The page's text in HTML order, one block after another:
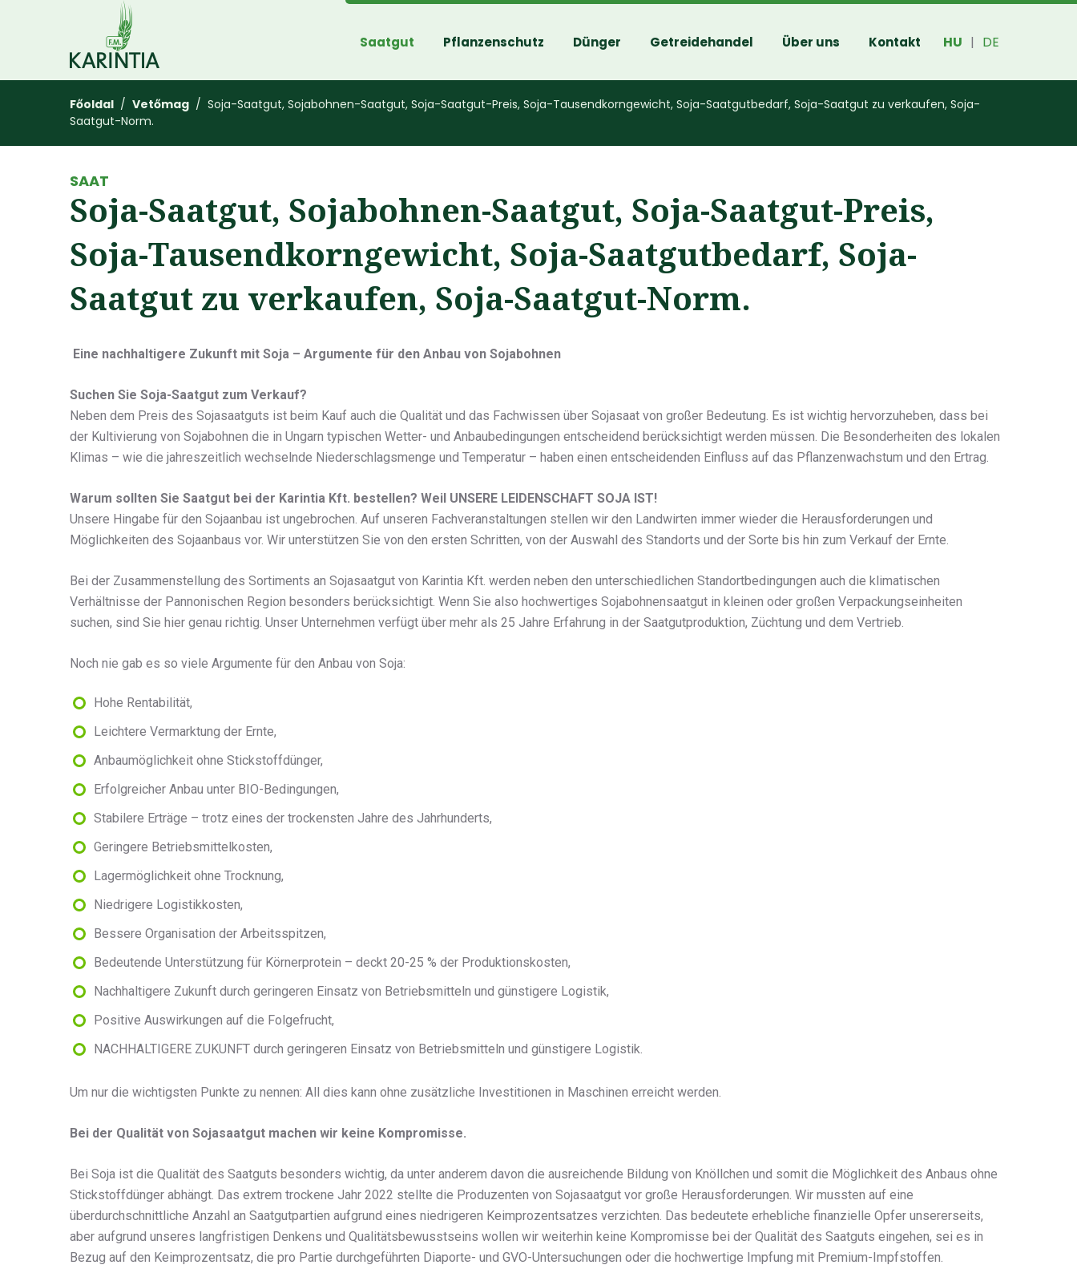
Saatgut Pflanzenschutz Dünger Getreidehandel Über uns Kontakt HU | DE
Főoldal / Vetőmag / Soja-Saatgut, Sojabohnen-Saatgut, Soja-Saatgut-Preis, Soja-Tausendkorngewicht, Soja-Saatgutbedarf, Soja-Saatgut zu verkaufen, Soja-
Saatgut-Norm.
SAAT
Soja-Saatgut, Sojabohnen-Saatgut, Soja-Saatgut-Preis,
Soja-Tausendkorngewicht, Soja-Saatgutbedarf, Soja-
Saatgut zu verkaufen, Soja-Saatgut-Norm.
​​ Eine nachhaltigere Zukunft mit Soja – Argumente für den Anbau von Sojabohnen
Suchen Sie Soja-Saatgut zum Verkauf?
Neben dem Preis des Sojasaatguts ist beim Kauf auch die Qualität und das Fachwissen über Sojasaat von großer Bedeutung. Es ist wichtig hervorzuheben, dass bei
der Kultivierung von Sojabohnen die in Ungarn typischen Wetter- und Anbaubedingungen entscheidend berücksichtigt werden müssen. Die Besonderheiten des lokalen
Klimas – wie die jahreszeitlich wechselnde Niederschlagsmenge und Temperatur – haben einen entscheidenden Einfluss auf das Pflanzenwachstum und den Ertrag.
Warum sollten Sie Saatgut bei der Karintia Kft. bestellen? Weil UNSERE LEIDENSCHAFT SOJA IST!
Unsere Hingabe für den Sojaanbau ist ungebrochen. Auf unseren Fachveranstaltungen stellen wir den Landwirten immer wieder die Herausforderungen und
Möglichkeiten des Sojaanbaus vor. Wir unterstützen Sie von den ersten Schritten, von der Auswahl des Standorts und der Sorte bis hin zum Verkauf der Ernte.
Bei der Zusammenstellung des Sortiments an Sojasaatgut von Karintia Kft. werden neben den unterschiedlichen Standortbedingungen auch die klimatischen
Verhältnisse der Pannonischen Region besonders berücksichtigt. Wenn Sie also hochwertiges Sojabohnensaatgut in kleinen oder großen Verpackungseinheiten
suchen, sind Sie hier genau richtig. Unser Unternehmen verfügt über mehr als 25 Jahre Erfahrung in der Saatgutproduktion, Züchtung und dem Vertrieb.
Noch nie gab es so viele Argumente für den Anbau von Soja:
Hohe Rentabilität,
Leichtere Vermarktung der Ernte,
Anbaumöglichkeit ohne Stickstoffdünger,
Erfolgreicher Anbau unter BIO-Bedingungen,
Stabilere Erträge – trotz eines der trockensten Jahre des Jahrhunderts,
Geringere Betriebsmittelkosten,
Lagermöglichkeit ohne Trocknung,
Niedrigere Logistikkosten,
Bessere Organisation der Arbeitsspitzen,
Bedeutende Unterstützung für Körnerprotein – deckt 20-25 % der Produktionskosten,
Nachhaltigere Zukunft durch geringeren Einsatz von Betriebsmitteln und günstigere Logistik,
Positive Auswirkungen auf die Folgefrucht,
NACHHALTIGERE ZUKUNFT durch geringeren Einsatz von Betriebsmitteln und günstigere Logistik.
Um nur die wichtigsten Punkte zu nennen: All dies kann ohne zusätzliche Investitionen in Maschinen erreicht werden.
Bei der Qualität von Sojasaatgut machen wir keine Kompromisse.
Bei Soja ist die Qualität des Saatguts besonders wichtig, da unter anderem davon die ausreichende Bildung von Knöllchen und somit die Möglichkeit des Anbaus ohne
Stickstoffdünger abhängt. Das extrem trockene Jahr 2022 stellte die Produzenten von Sojasaatgut vor große Herausforderungen. Wir mussten auf eine
überdurchschnittliche Anzahl an Saatgutpartien aufgrund eines niedrigeren Keimprozentsatzes verzichten. Das bedeutete erhebliche finanzielle Opfer unsererseits,
aber aufgrund unseres langfristigen Denkens und Qualitätsbewusstseins wollen wir weiterhin keine Kompromisse bei der Qualität des Saatguts eingehen, sei es in
Bezug auf den Keimprozentsatz, die pro Partie durchgeführten Diaporte- und GVO-Untersuchungen oder die hochwertige Impfung mit Premium-Impfstoffen.